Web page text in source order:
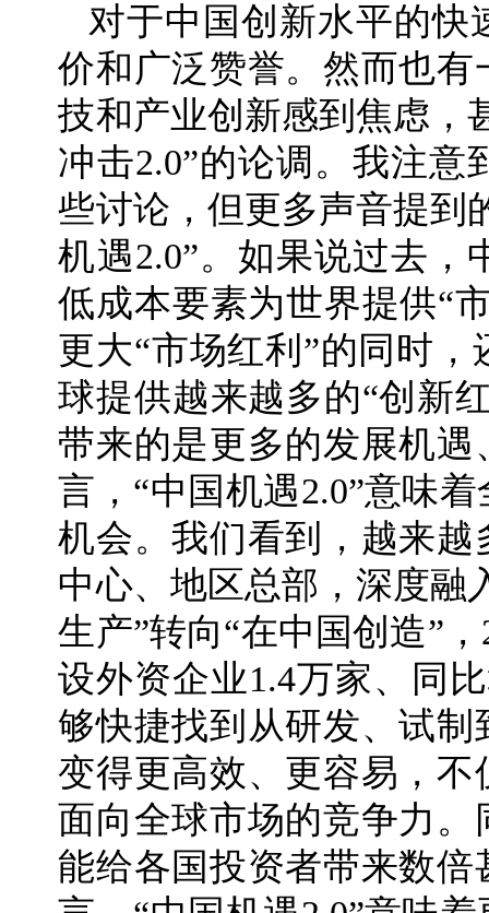
对于中国创新水平的快
价和广泛赞誉。然而也
技和产业创新感到焦虑，
冲击2.0”的论调。我注
些讨论，但更多声音提到
机遇2.0”。如果说过去
低成本要素为世界提供“
更大“市场红利”的同时
球提供越来越多的“创新
带来的是更多的发展机
言，“中国机遇2.0”意味
机会。我们看到，越来
中心、地区总部，深度融
生产”转向“在中国创造”
设外资企业1.4万家、同
够快捷找到从研发、试
变得更高效、更容易，
面向全球市场的竞争力
能给各国投资者带来数